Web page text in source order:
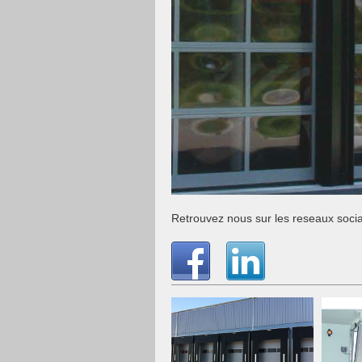
Retrouvez nous sur les reseaux